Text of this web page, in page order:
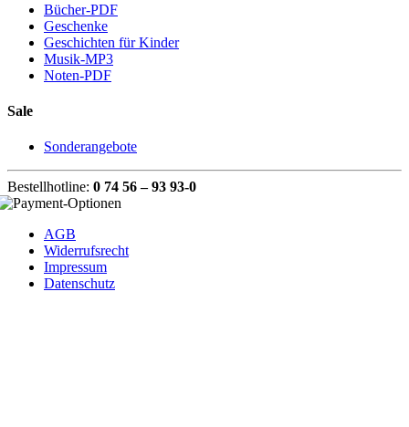
Bücher-PDF
Geschenke
Geschichten für Kinder
Musik-MP3
Noten-PDF
Sale
Sonderangebote
Bestellhotline: 0 74 56 – 93 93-0
AGB
Widerrufsrecht
Impressum
Datenschutz